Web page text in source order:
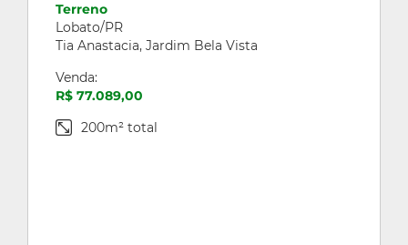
Terreno
Lobato/PR
Tia Anastacia, Jardim Bela Vista
Venda:
R$ 77.089,00
200m² total